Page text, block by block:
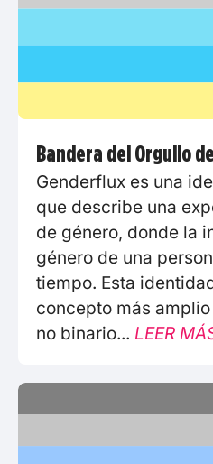
Bandera del Orgullo
Genderflux es una
que describe una
de género, donde la
género de una
tiempo. Esta
concepto más
no binario... LEER